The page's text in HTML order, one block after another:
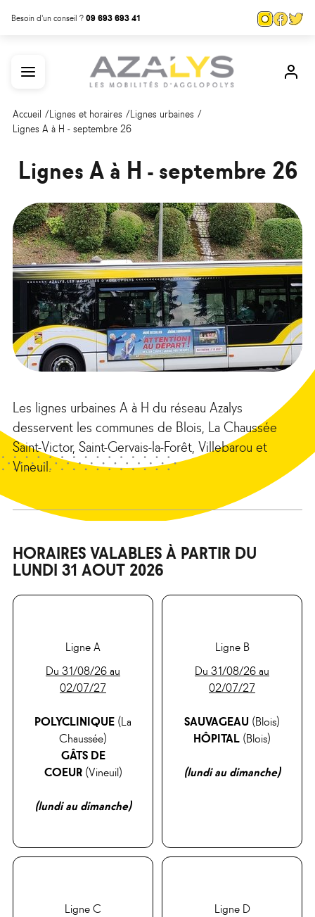
Besoin d'un conseil ?09 693 693 41
PagePage
Menu
Mon
Accueil Lignes et horaires
Lignes urbaines
Lignes A à H - septembre 26
Lignes A à H - septembre 26
Les lignes urbaines A à H du réseau Azalys
desservent les communes de Blois, La Chaussée
Saint-Victor, Saint-Gervais-la-Forêt, Villebarou et
Vineuil.
HORAIRES VALABLES À PARTIR DU
LUNDI 31 AOUT 2026
Ligne A
Du 31/08/26 au
02/07/27
POLYCLINIQUE (La
Chaussée)
GÂTS DE
COEUR(Vineuil)
(lundi au dimanche)
Ligne B
Du 31/08/26 au
02/07/27
SAUVAGEAU (Blois)
HÔPITAL (Blois)
(lundi au dimanche)
Ligne C
Ligne D